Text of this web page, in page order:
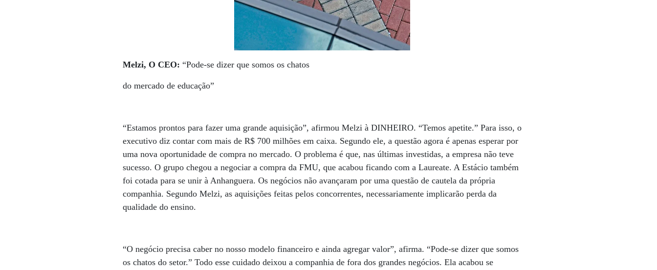
Melzi, O CEO: “Pode-se dizer que somos os chatos
do mercado de educação”
“Estamos prontos para fazer uma grande aquisição”, afirmou Melzi à DINHEIRO. “Temos apetite.” Para isso, o
executivo diz contar com mais de R$ 700 milhões em caixa. Segundo ele, a questão agora é apenas esperar por
uma nova oportunidade de compra no mercado. O problema é que, nas últimas investidas, a empresa não teve
sucesso. O grupo chegou a negociar a compra da FMU, que acabou ficando com a Laureate. A Estácio também
foi cotada para se unir à Anhanguera. Os negócios não avançaram por uma questão de cautela da própria
companhia. Segundo Melzi, as aquisições feitas pelos concorrentes, necessariamente implicarão perda da
qualidade do ensino.
“O negócio precisa caber no nosso modelo financeiro e ainda agregar valor”, afirma. “Pode-se dizer que somos
os chatos do setor.” Todo esse cuidado deixou a companhia de fora dos grandes negócios. Ela acabou se